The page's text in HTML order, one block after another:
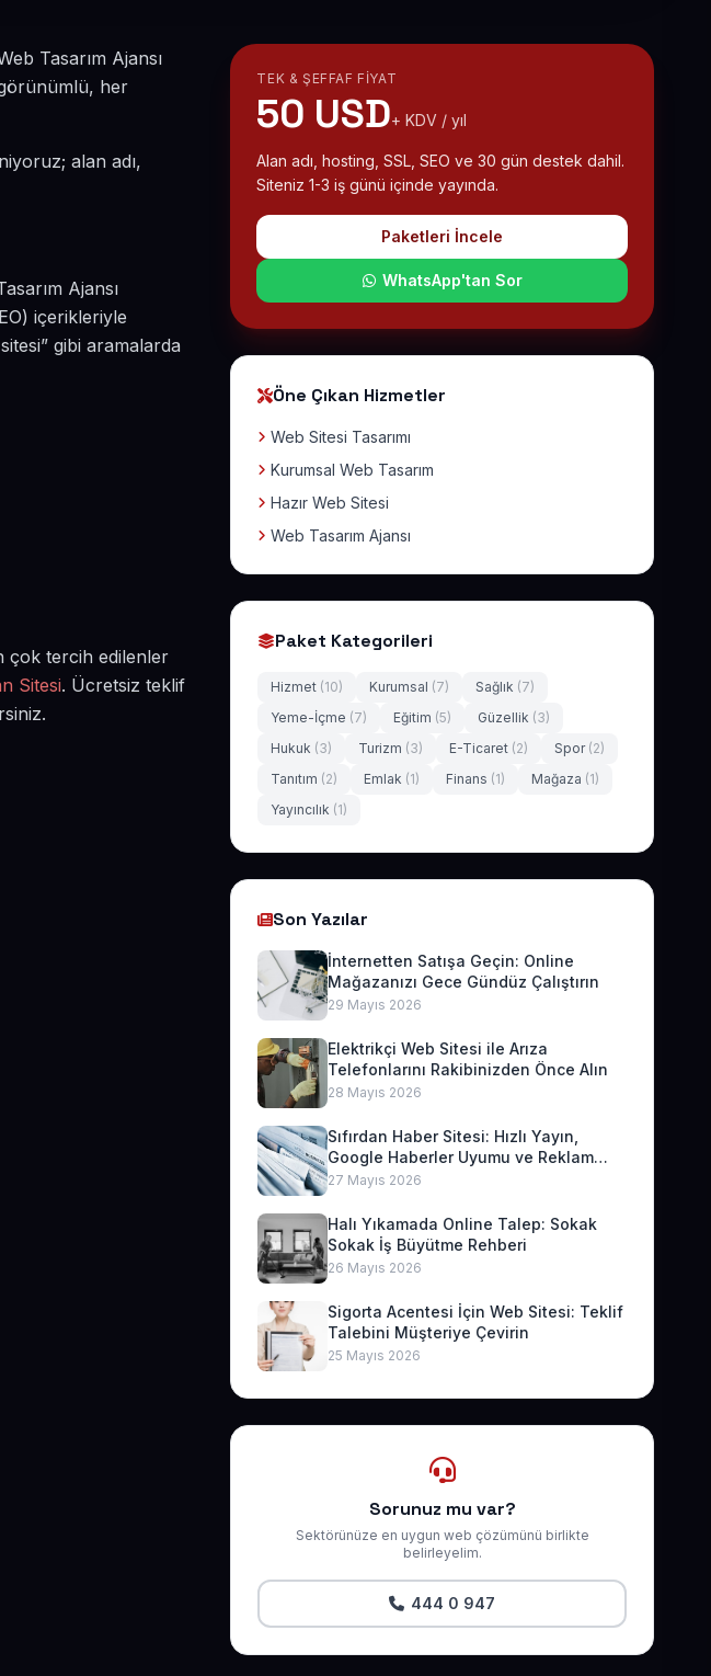
Tasarım Ajansı
her
alan adı,
Ajansı
içerikleriyle
gibi aramalarda
çok tercih edilenler
Sitesi. Ücretsiz teklif
TEK & ŞEFFAF FIYAT
50 USD+ KDV / yıl
Alan adı, hosting, SSL, SEO ve 30 gün destek dahil.
Siteniz 1-3 iş günü içinde yayında.
Paketleri İncele
WhatsApp'tan Sor
Öne Çıkan Hizmetler
Web Sitesi Tasarımı
Kurumsal Web Tasarım
Hazır Web Sitesi
Web Tasarım Ajansı
Paket Kategorileri
Hizmet (10) Kurumsal (7) Sağlık (7)
Yeme-İçme (7) Eğitim (5) Güzellik (3)
Hukuk (3) Turizm (3) E-Ticaret (2) Spor (2)
Tanıtım (2) Emlak (1) Finans (1) Mağaza (1)
Yayıncılık (1)
Son Yazılar
İnternetten Satışa Geçin: Online
Mağazanızı Gece Gündüz Çalıştırın
29 Mayıs 2026
Elektrikçi Web Sitesi ile Arıza
Telefonlarını Rakibinizden Önce Alın
28 Mayıs 2026
Sıfırdan Haber Sitesi: Hızlı Yayın,
Google Haberler Uyumu ve Reklam
Geliri
27 Mayıs 2026
Halı Yıkamada Online Talep: Sokak
Sokak İş Büyütme Rehberi
26 Mayıs 2026
Sigorta Acentesi İçin Web Sitesi: Teklif
Talebini Müşteriye Çevirin
25 Mayıs 2026
Sorunuz mu var?
Sektörünüze en uygun web çözümünü birlikte
belirleyelim.
444 0 947